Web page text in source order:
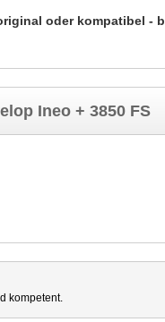
oder kompatibel -
Ineo + 3850 FS
kompetent.